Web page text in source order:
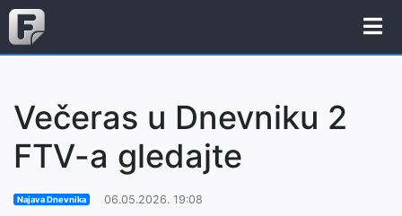
Večeras u Dnevniku 2
FTV-a gledajte
Najava Dnevnika 06.05.2026. 19:08